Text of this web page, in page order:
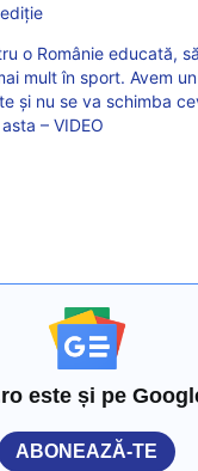
o Românie educată,
mult în sport. Avem
și nu se va schimba
– VIDEO
este și pe
ABONEAZĂ-TE